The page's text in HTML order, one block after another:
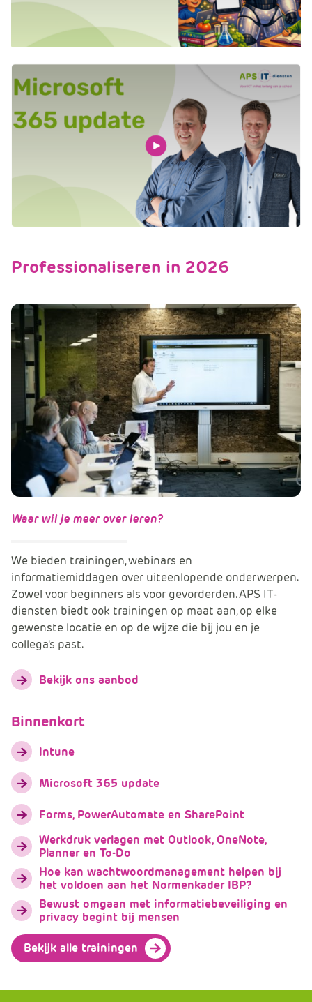
Professionaliseren in 2026
Waar wil je meer over leren?
We bieden trainingen, webinars en
informatiemiddagen over uiteenlopende onderwerpen.
Zowel voor beginners als voor gevorderden. APS IT-
diensten biedt ook trainingen op maat aan, op elke
gewenste locatie en op de wijze die bij jou en je
collega's past.
Bekijk ons aanbod
Binnenkort
Intune
Microsoft 365 update
Forms, PowerAutomate en SharePoint
Werkdruk verlagen met Outlook, OneNote,
Planner en To-Do
Hoe kan wachtwoordmanagement helpen bij
het voldoen aan het Normenkader IBP?
Bewust omgaan met informatiebeveiliging en
privacy begint bij mensen
Bekijk alle trainingen